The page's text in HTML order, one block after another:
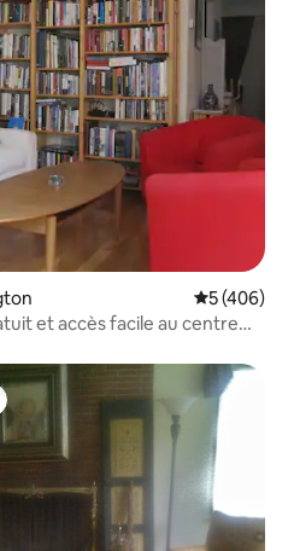
Évaluation
5 (406)
et accès facile au centre